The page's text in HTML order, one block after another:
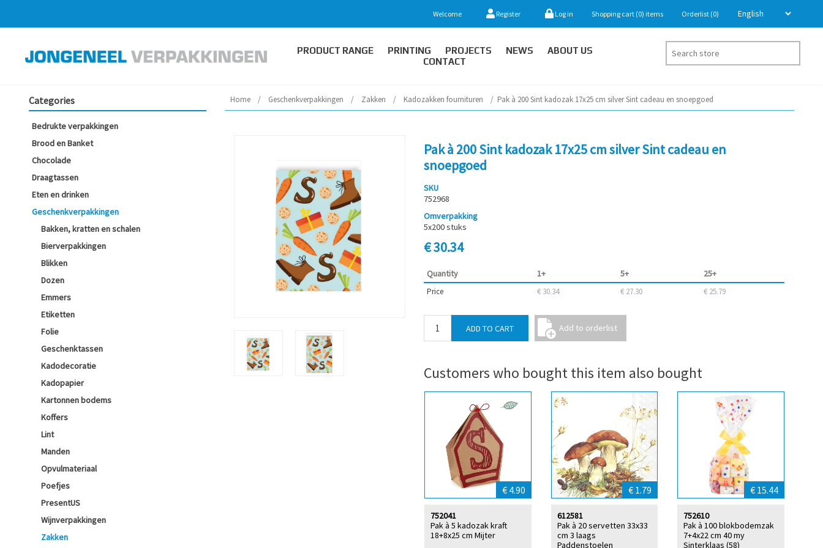
Welcome Register Log in Shopping cart (0) items Orderlist (0)
PRODUCT RANGE PRINTING PROJECTS NEWS
ABOUT US
CONTACT
Categories
Bedrukte verpakkingen
Brood en Banket
Chocolade
Draagtassen
Eten en drinken
Geschenkverpakkingen
Bakken, kratten en schalen
Bierverpakkingen
Blikken
Dozen
Emmers
Etiketten
Folie
Geschenktassen
Kadodecoratie
Kadopapier
Kartonnen bodems
Koffers
Lint
Manden
Opvulmateriaal
Poefjes
PresentUS
Wijnverpakkingen
Zakken
Home / Geschenkverpakkingen / Zakken / Kadozakken fournituren / Pak à 200 Sint kadozak 17x25 cm silver Sint cadeau en snoepgoed
Pak à 200 Sint kadozak 17x25 cm silver Sint cadeau en
snoepgoed
SKU
752968
Omverpakking
5x200 stuks
€ 30.34
Quantity 1+ 5+ 25+
Price € 30.34 € 27.30 € 25.79
Customers who bought this item also bought
€ 4.90
Pak à 5 kadozak kraft
18+8x25 cm Mijter
752041
€ 1.79
Pak à 20 servetten 33x33
cm 3 laags
Paddenstoelen
612581
€ 15.44
Pak à 100 blokbodemzak
7+4x22 cm 40 my
Sinterklaas (58)
752610